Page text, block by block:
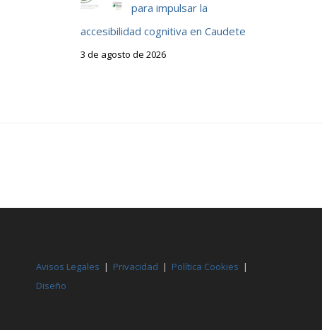
para impulsar la
accesibilidad cognitiva en Caudete
3 de agosto de 2026
Avisos Legales | Privacidad | Política Cookies |
Diseño